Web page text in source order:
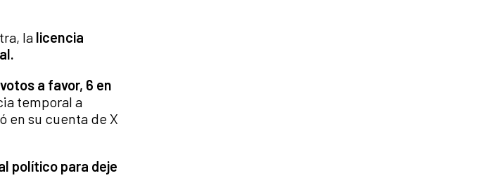
la licencia
a favor, 6 en
temporal a
en su cuenta de X
político para deje